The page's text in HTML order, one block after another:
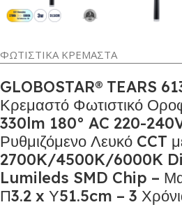
ΦΩΤΙΣΤΙΚΑ ΚΡΕΜΑΣΤΑ
GLOBOSTAR® TEARS
Κρεμαστό Φωτιστικό
330lm 180° AC 220-
Ρυθμιζόμενο Λευκό CCT
2700K/4500K/6000K
Lumileds SMD Chip –
Π3.2 x Υ51.5cm – 3